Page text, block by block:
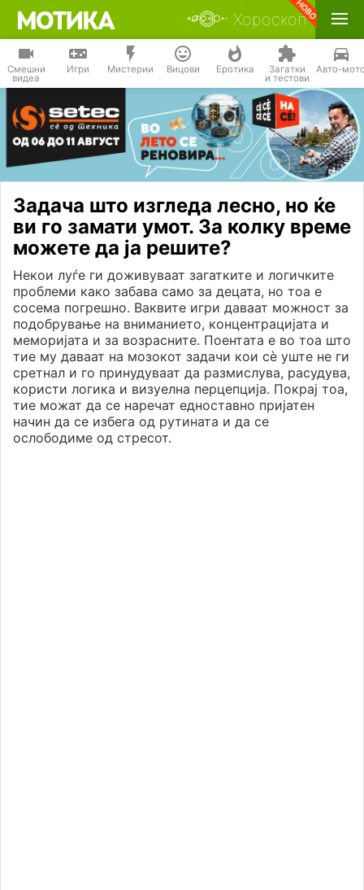
Хороскоп
Смешни
видеа
Игри Мистерии Вицови Еротика Загатки
и тестови
Авто-
Задача што изгледа лесно, но ќе
ви го замати умот. За колку време
можете да ја решите?
Некои луѓе ги доживуваат загатките и логичките
проблеми како забава само за децата, но тоа е
сосема погрешно. Ваквите игри даваат можност за
подобрување на вниманието, концентрацијата и
меморијата и за возрасните. Поентата е во тоа што
тие му даваат на мозокот задачи кои сè уште не ги
сретнал и го принудуваат да размислува, расудува,
користи логика и визуелна перцепција. Покрај тоа,
тие можат да се наречат едноставно пријатен
начин да се избега од рутината и да се
ослободиме од стресот.